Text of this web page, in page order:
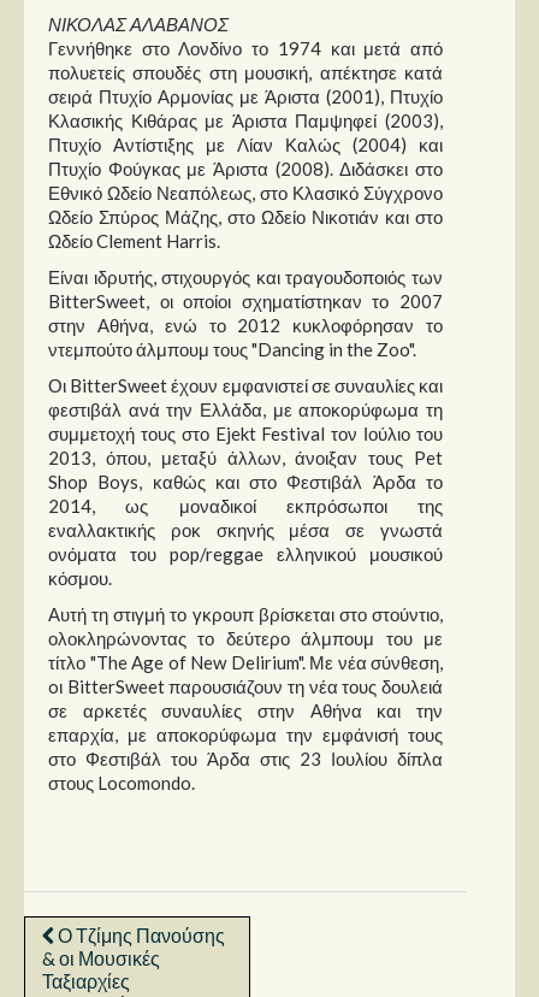
ΝΙΚΟΛΑΣ ΑΛΑΒΑΝΟΣ
Γεννήθηκε στο Λονδίνο το 1974 και μετά από
πολυετείς σπουδές στη μουσική, απέκτησε κατά
σειρά Πτυχίο Αρμονίας με Άριστα (2001), Πτυχίο
Κλασικής Κιθάρας με Άριστα Παμψηφεί (2003),
Πτυχίο Αντίστιξης με Λίαν Καλώς (2004) και
Πτυχίο Φούγκας με Άριστα (2008). Διδάσκει στο
Εθνικό Ωδείο Νεαπόλεως, στο Κλασικό Σύγχρονο
Ωδείο Σπύρος Μάζης, στο Ωδείο Νικοτιάν και στο
Ωδείο Clement Harris.
Είναι ιδρυτής, στιχουργός και τραγουδοποιός των
BitterSweet, οι οποίοι σχηματίστηκαν το 2007
στην Αθήνα, ενώ το 2012 κυκλοφόρησαν το
ντεμπούτο άλμπουμ τους "Dancing in the Zoo".
Οι BitterSweet έχουν εμφανιστεί σε συναυλίες και
φεστιβάλ ανά την Ελλάδα, με αποκορύφωμα τη
συμμετοχή τους στο Ejekt Festival τον Ιούλιο του
2013, όπου, μεταξύ άλλων, άνοιξαν τους Pet
Shop Boys, καθώς και στο Φεστιβάλ Άρδα το
2014, ως μοναδικοί εκπρόσωποι της
εναλλακτικής ροκ σκηνής μέσα σε γνωστά
ονόματα του pop/reggae ελληνικού μουσικού
κόσμου.
Αυτή τη στιγμή το γκρουπ βρίσκεται στο στούντιο,
ολοκληρώνοντας το δεύτερο άλμπουμ του με
τίτλο "The Age of New Delirium". Με νέα σύνθεση,
oι BitterSweet παρουσιάζουν τη νέα τους δουλειά
σε αρκετές συναυλίες στην Αθήνα και την
επαρχία, με αποκορύφωμα την εμφάνισή τους
στο Φεστιβάλ του Άρδα στις 23 Ιουλίου δίπλα
στους Locomondo.
Ο Τζίμης Πανούσης
& οι Μουσικές
Ταξιαρχίες